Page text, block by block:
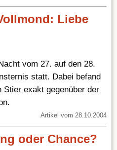
Liebe
vom 27. auf den 28.
statt. Dabei befand
exakt gegenüber der
Artikel vom 28.10.2004
oder Chance?